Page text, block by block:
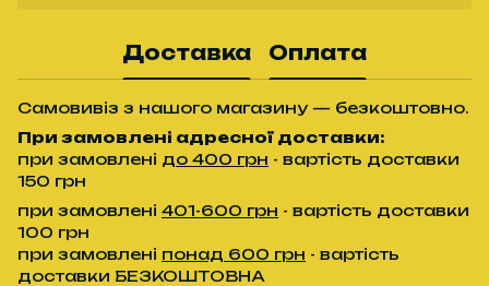
Доставка Оплата
Самовивіз з нашого магазину — безкоштовно.
При замовлені адресної доставки:
при замовлені до 400 грн - вартість доставки
150 грн
при замовлені 401-600 грн - вартість доставки
100 грн
при замовлені понад 600 грн - вартість
доставки БЕЗКОШТОВНА